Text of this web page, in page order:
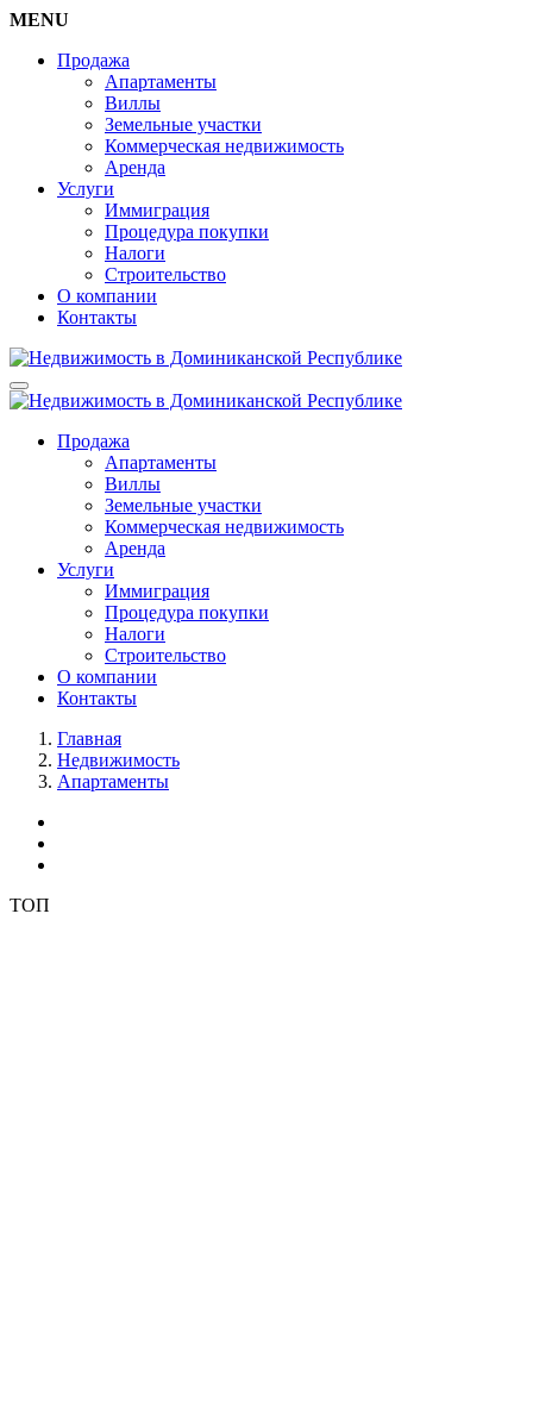
MENU
Продажа
Апартаменты
Виллы
Земельные участки
Коммерческая недвижимость
Аренда
Услуги
Иммиграция
Процедура покупки
Налоги
Строительство
О компании
Контакты
Продажа
Апартаменты
Виллы
Земельные участки
Коммерческая недвижимость
Аренда
Услуги
Иммиграция
Процедура покупки
Налоги
Строительство
О компании
Контакты
Главная
Недвижимость
Апартаменты
ТОП